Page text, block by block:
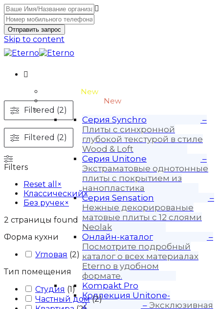
Отправить запрос
Skip to content
New
Wood-3 и Loft-2
New
Материалы
Серия Synchro
–
Плиты с синхронной
глубокой текстурой в стиле
Wood & Loft
Серия Unitone
–
Экстраматовые однотонные
плиты с покрытием из
нанопластика
Серия Sensation
–
Нежные декорированые
матовые плиты с 12 слоями
Neolak
Онлайн-каталог
–
Посмотрите подробный
каталог о всех материалах
Eterno в удобном
формате.
Kompakt Pro
Коллекция Unitone-
2
– Эксклюзивная
Filtered (2)
Filtered (2)
Filters
Reset all
×
Классический×
Без ручек×
2 страницы found
Форма кухни
Угловая (2)
Тип помещения
Студия (1)
Частный дом (2)